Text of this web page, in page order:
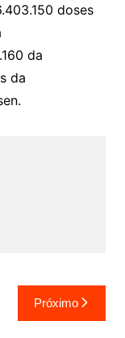
doses
da
da
Próximo